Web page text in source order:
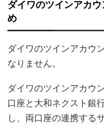
ダイワのツインアカ
め
ダイワのツインアカウ
なりません。
ダイワのツインアカウ
口座と大和ネクスト銀
し、両口座の連携する